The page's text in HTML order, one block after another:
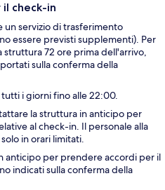
il check-in
servizio di trasferimento
essere previsti supplementi). Per
struttura 72 ore prima dell'arrivo,
sulla conferma della
i giorni fino alle 22:00.
la struttura in anticipo per
al check-in. Il personale alla
in orari limitati.
anticipo per prendere accordi per il
indicati sulla conferma della